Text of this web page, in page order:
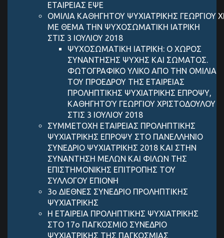
ΕΤΑΙΡΕΙΑΣ ΕΨΕ
ΟΜΙΛΙΑ ΚΑΘΗΓΗΤΟΥ ΨΥΧΙΑΤΡΙΚΗΣ ΓEΩΡΓIΟΥ
ΜΕ ΘΕΜΑ ΤΗΝ ΨΥΧΟΣΩΜΑΤΙΚΗ ΙΑΤΡΙΚΗ
ΣΤΙΣ 3 ΙΟΥΛΙΟΥ 2018
ΨΥΧΟΣΩΜΑΤΙΚΗ ΙΑΤΡΙΚΗ: Ο ΧΩΡΟΣ
ΣΥΝΑΝΤΗΣΗΣ ΨΥΧΗΣ ΚΑΙ ΣΩΜΑΤΟΣ.
ΦΩΤΟΓΡΑΦΙΚΟ ΥΛΙΚΟ ΑΠΟ ΤΗΝ ΟΜΙΛΙΑ
ΤΟΥ ΠΡΟΕΔΡΟΥ ΤΗΣ ΕΤΑΙΡΕΙΑΣ
ΠΡΟΛΗΠΤΙΚΗΣ ΨΥΧΙΑΤΡΙΚΗΣ ΕΠΡΟΨΥ,
ΚΑΘΗΓΗΤΟΎ ΓΕΩΡΓΙΟΥ ΧΡΙΣΤΟΔΟΥΛΟΥ
ΣΤΙΣ 3 ΙΟΥΛΙΟΥ 2018
ΣΥΜΜΕΤΟΧΗ ΕΤΑΙΡΕΙΑΣ ΠΡΟΛΗΠΤΙΚΗΣ
ΨΥΧΙΑΤΡΙΚΗΣ ΕΠΡΟΨΥ ΣΤΟ ΠΑΝΕΛΛΗΝΙΟ
ΣΥΝΕΔΡΙΟ ΨΥΧΙΑΤΡΙΚΗΣ 2018 ΚΑΙ ΣΤΗΝ
ΣΥΝΑΝΤΗΣΗ ΜΕΛΩΝ ΚΑΙ ΦΙΛΩΝ ΤΗΣ
ΕΠΙΣΤΗΜΟΝΙΚΗΣ ΕΠΙΤΡΟΠΗΣ ΤΟΥ
ΣΥΛΛΟΓΟΥ ΕΠΙΟΝΗ
3ο ΔΙΕΘΝΕΣ ΣΥΝΕΔΡΙΟ ΠΡΟΛΗΠΤΙΚΗΣ
ΨΥΧΙΑΤΡΙΚΗΣ
Η ΕΤΑΙΡΕΙΑ ΠΡΟΛΗΠΤΙΚΗΣ ΨΥΧΙΑΤΡΙΚΗΣ
ΣΤΟ 17ο ΠΑΓΚΟΣΜΙΟ ΣΥΝΕΔΡΙΟ
ΨΥΧΙΑΤΡΙΚΗΣ ΤΗΣ ΠΑΓΚΟΣΜΙΑΣ